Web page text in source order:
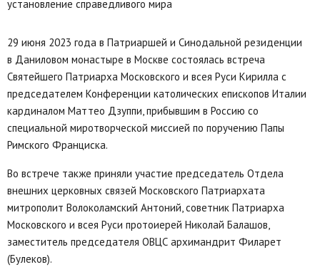
29 июня 2023 года в Патриаршей и Синодальной резиденции
в Даниловом монастыре в Москве состоялась встреча
Святейшего Патриарха Московского и всея Руси Кирилла с
председателем Конференции католических епископов Италии
кардиналом Маттео Дзуппи, прибывшим в Россию со
специальной миротворческой миссией по поручению Папы
Римского Франциска.
Во встрече также приняли участие председатель Отдела
внешних церковных связей Московского Патриархата
митрополит Волоколамский Антоний, советник Патриарха
Московского и всея Руси протоиерей Николай Балашов,
заместитель председателя ОВЦС архимандрит Филарет
(Булеков).